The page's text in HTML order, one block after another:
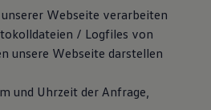
Webseite verarbeiten
/ Logfiles von
unsere Webseite darstellen
und Uhrzeit der Anfrage,